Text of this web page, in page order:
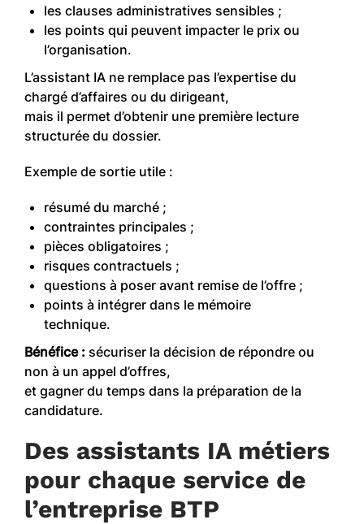
les clauses administratives sensibles ;
les points qui peuvent impacter le prix ou
l’organisation.
L’assistant IA ne remplace pas l’expertise du
chargé d’affaires ou du dirigeant,
mais il permet d’obtenir une première lecture
structurée du dossier.
Exemple de sortie utile :
résumé du marché ;
contraintes principales ;
pièces obligatoires ;
risques contractuels ;
questions à poser avant remise de l’offre ;
points à intégrer dans le mémoire
technique.
Bénéfice : sécuriser la décision de répondre ou
non à un appel d’offres,
et gagner du temps dans la préparation de la
candidature.
Des assistants IA métiers
pour chaque service de
l’entreprise BTP